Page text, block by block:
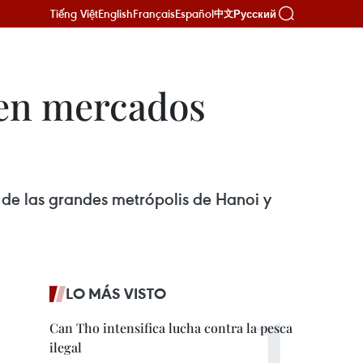
Tiếng ViệtEnglishFrançaisEspañol中文Русский
mercados
las grandes metrópolis de Hanoi y
LO MÁS VISTO
Can Tho intensifica lucha contra la pesca
ilegal